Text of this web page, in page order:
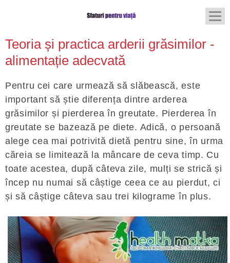
Teoria și practica arderii grăsimilor -
alimentație adecvată
Pentru cei care urmează să slăbească, este
important să știe diferența dintre arderea
grăsimilor și pierderea în greutate. Pierderea în
greutate se bazează pe diete. Adică, o persoană
alege cea mai potrivită dietă pentru sine, în urma
căreia se limitează la mâncare de ceva timp. Cu
toate acestea, după câteva zile, mulți se strică și
încep nu numai să câștige ceea ce au pierdut, ci
și să câștige câteva sau trei kilograme în plus.